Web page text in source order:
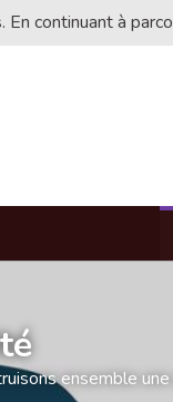
En continuant à
ensemble